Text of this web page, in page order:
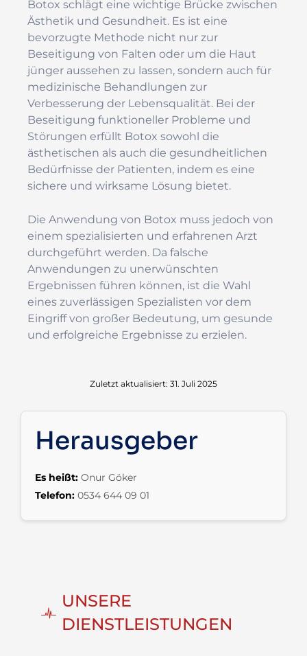
Botox schlägt eine wichtige Brücke zwischen
Ästhetik und Gesundheit. Es ist eine
bevorzugte Methode nicht nur zur
Beseitigung von Falten oder um die Haut
jünger aussehen zu lassen, sondern auch für
medizinische Behandlungen zur
Verbesserung der Lebensqualität. Bei der
Beseitigung funktioneller Probleme und
Störungen erfüllt Botox sowohl die
ästhetischen als auch die gesundheitlichen
Bedürfnisse der Patienten, indem es eine
sichere und wirksame Lösung bietet.
Die Anwendung von Botox muss jedoch von
einem spezialisierten und erfahrenen Arzt
durchgeführt werden. Da falsche
Anwendungen zu unerwünschten
Ergebnissen führen können, ist die Wahl
eines zuverlässigen Spezialisten vor dem
Eingriff von großer Bedeutung, um gesunde
und erfolgreiche Ergebnisse zu erzielen.
Zuletzt aktualisiert: 31. Juli 2025
Herausgeber
Es heißt: Onur Göker
Telefon: 0534 644 09 01
UNSERE
DIENSTLEISTUNGEN